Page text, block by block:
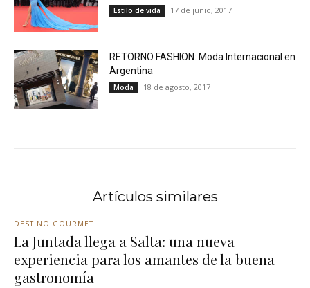
Estilo de vida 17 de junio, 2017
RETORNO FASHION: Moda Internacional en
Argentina
Moda 18 de agosto, 2017
Artículos similares
DESTINO GOURMET
La Juntada llega a Salta: una nueva
experiencia para los amantes de la buena
gastronomía